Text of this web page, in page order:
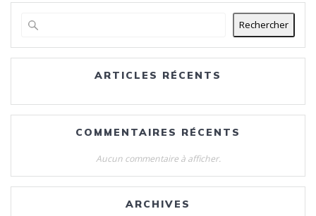
Rechercher
ARTICLES RÉCENTS
COMMENTAIRES RÉCENTS
Aucun commentaire à afficher.
ARCHIVES